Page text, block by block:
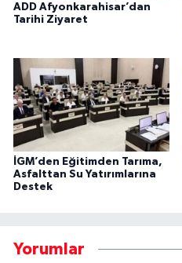
ADD Afyonkarahisar’dan
Tarihi Ziyaret
İGM’den Eğitimden Tarıma,
Asfalttan Su Yatırımlarına
Destek
Yorumlar